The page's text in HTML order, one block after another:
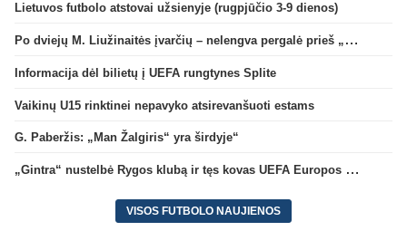
Lietuvos futbolo atstovai užsienyje (rugpjūčio 3-9 dienos)
Po dviejų M. Liužinaitės įvarčių – nelengva pergalė prieš „Bangą“
Informacija dėl bilietų į UEFA rungtynes Splite
Vaikinų U15 rinktinei nepavyko atsirevanšuoti estams
G. Paberžis: „Man Žalgiris“ yra širdyje“
„Gintra“ nustelbė Rygos klubą ir tęs kovas UEFA Europos taurės atrankoje
VISOS FUTBOLO NAUJIENOS